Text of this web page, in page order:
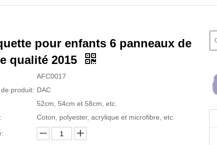
pour enfants 6 panneaux de
qualité 2015
AFC0017
produit: DAC
52cm, 54cm et 58cm, etc.
Coton, polyester, acrylique et microfibre, etc.